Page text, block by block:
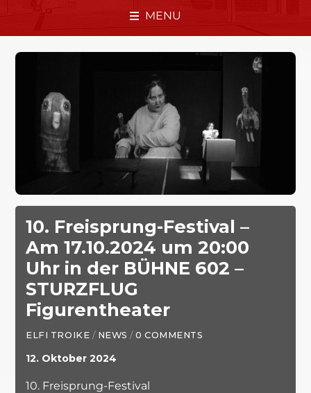
MENU
10. Freisprung-Festival –
Am 17.10.2024 um 20:00
Uhr in der BÜHNE 602 –
STURZFLUG
Figurentheater
ELFI TROIKE / NEWS / 0 COMMENTS
12. Oktober 2024
10. Freisprung-Festival